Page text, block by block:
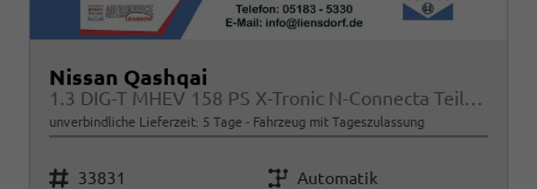
Nissan Qashqai
1.3 DIG-T MHEV 158 PS X-Tronic N-Connecta Teil-Leder PanoGlasdach Klimaautomatik Sitzheizung Lenkradheizung Navi ACC PDC v+h 360°Kamera DAB Bluetooth Touchscreen Apple CarPlay Android Auto 18"LM
unverbindliche Lieferzeit: 5 Tage Fahrzeug mit Tageszulassung
Fahrzeugnr. 33831 Getriebe Automatik